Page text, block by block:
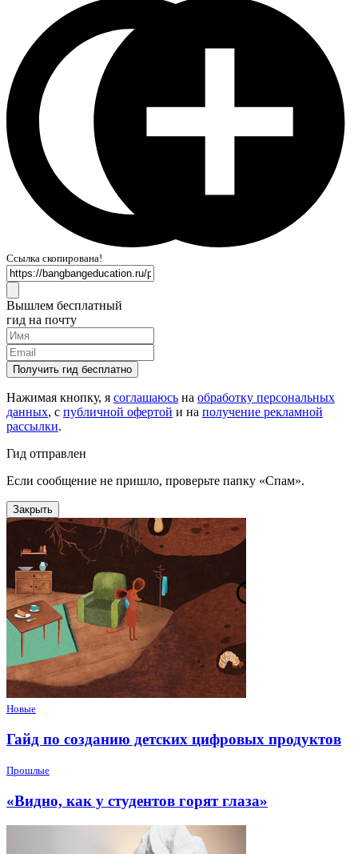
Ссылка скопирована!
Вышлем бесплатный
гид на почту
Получить гид бесплатно
Нажимая кнопку, я соглашаюсь на обработку персональных
данных, с публичной офертой и на получение рекламной
рассылки.
Гид отправлен
Если сообщение не пришло, проверьте папку «Спам».
Закрыть
Новые
Гайд по созданию детских цифровых продуктов
Прошлые
«Видно, как у студентов горят глаза»